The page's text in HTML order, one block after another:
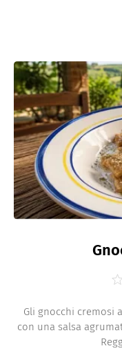
Gli gnocchi cremosi
con una salsa